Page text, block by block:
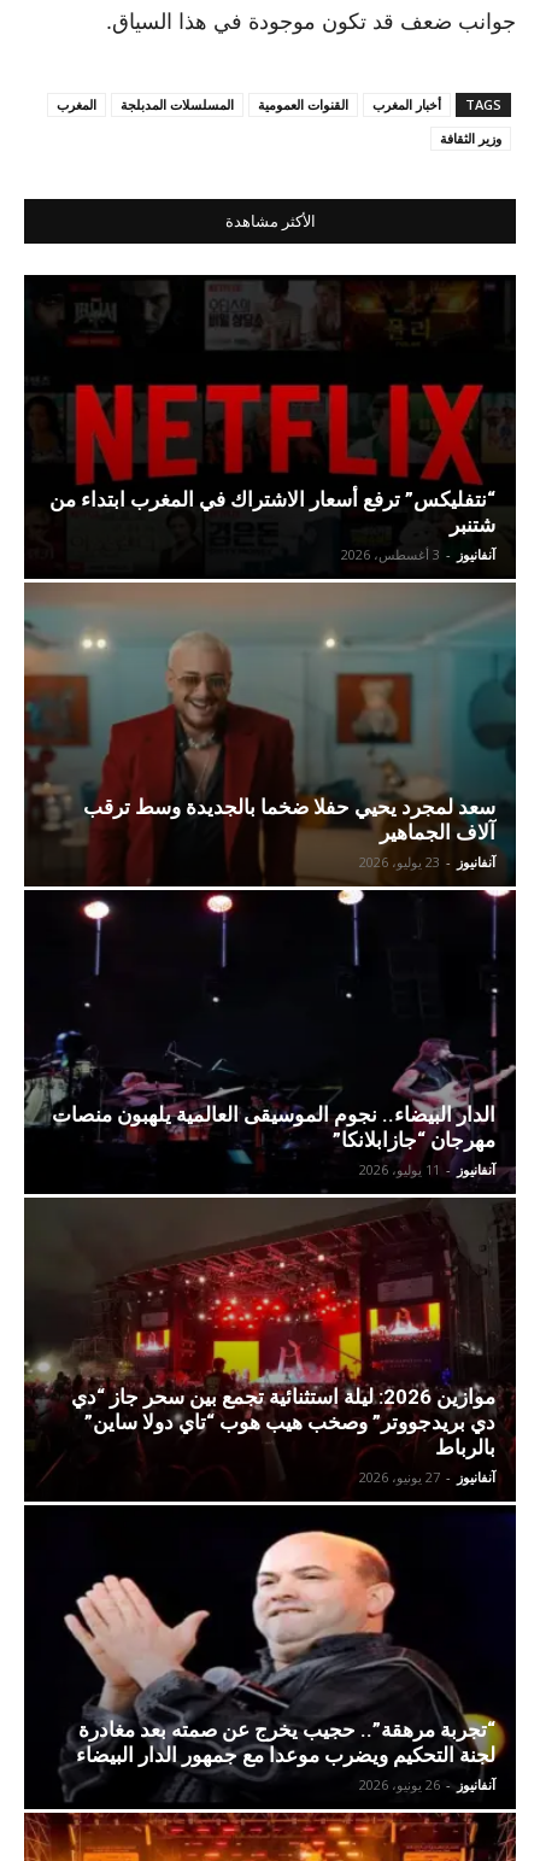
جوانب ضعف قد تكون موجودة في هذا السياق.
TAGS أخبار المغرب القنوات العمومية المسلسلات المدبلجة
المغرب
وزير الثقافة
الأكثر مشاهدة
“نتفليكس” ترفع أسعار الاشتراك في المغرب ابتداء من
شتنبر
آنفانيوز - 3 أغسطس، 2026
سعد لمجرد يحيي حفلا ضخما بالجديدة وسط ترقب
آلاف الجماهير
آنفانيوز - 23 يوليو، 2026
الدار البيضاء.. نجوم الموسيقى العالمية يلهبون منصات
مهرجان “جازابلانكا”
آنفانيوز - 11 يوليو، 2026
موازين 2026: ليلة استثنائية تجمع بين سحر جاز “دي
دي بريدجووتر” وصخب هيب هوب “تاي دولا ساين”
بالرباط
آنفانيوز - 27 يونيو، 2026
“تجربة مرهقة”.. حجيب يخرج عن صمته بعد مغادرة
لجنة التحكيم ويضرب موعدا مع جمهور الدار البيضاء
آنفانيوز - 26 يونيو، 2026